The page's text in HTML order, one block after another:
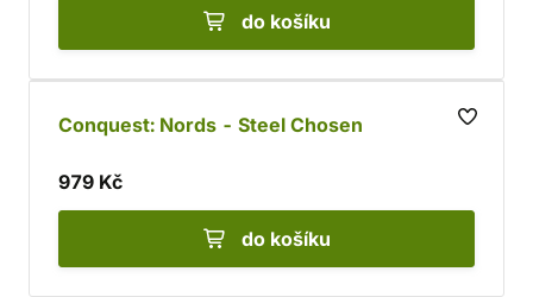
do košíku
Conquest: Nords - Steel Chosen
979 Kč
do košíku